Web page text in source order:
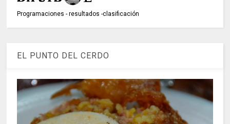
Programaciones - resultados -clasificación
EL PUNTO DEL CERDO